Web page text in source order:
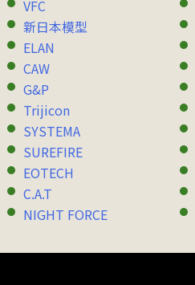
VFC
新日本模型
ELAN
CAW
G&P
Trijicon
SYSTEMA
SUREFIRE
EOTECH
C.A.T
NIGHT FORCE